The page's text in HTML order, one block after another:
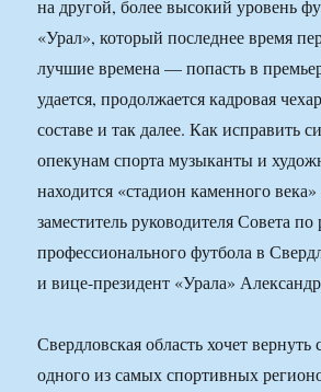
на другой, более высокий уровень
«Урал», который последнее время
лучшие времена — попасть в
удается, продолжается кадровая
составе и так далее. Как исправить
опекунам спорта музыканты и
находится «стадион каменного
заместитель руководителя Совета
профессионального футбола в
и вице-президент «Урала»
Свердловская область хочет вернуть
одного из самых спортивных